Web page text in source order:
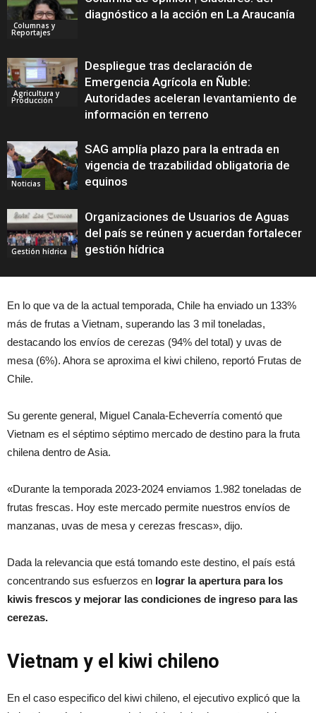
Columnas y
Reportajes
diagnóstico a la acción en La Araucanía
Agricultura y
Producción
Despliegue tras declaración de
Emergencia Agrícola en Ñuble:
Autoridades aceleran levantamiento de
información en terreno
Noticias
SAG amplía plazo para la entrada en
vigencia de trazabilidad obligatoria de
equinos
Gestión hídrica
Organizaciones de Usuarios de Aguas
del país se reúnen y acuerdan fortalecer
gestión hídrica
En lo que va de la actual temporada, Chile ha enviado un 133%
más de frutas a Vietnam, superando las 3 mil toneladas,
destacando los envíos de cerezas (94% del total) y uvas de
mesa (6%). Ahora se aproxima el kiwi chileno, reportó Frutas de
Chile.
Su gerente general, Miguel Canala-Echeverría comentó que
Vietnam es el séptimo séptimo mercado de destino para la fruta
chilena dentro de Asia.
«Durante la temporada 2023-2024 enviamos 1.982 toneladas de
frutas frescas. Hoy este mercado permite nuestros envíos de
manzanas, uvas de mesa y cerezas frescas», dijo.
Dada la relevancia que está tomando este destino, el país está
concentrando sus esfuerzos en lograr la apertura para los
kiwis frescos y mejorar las condiciones de ingreso para las
cerezas.
Vietnam y el kiwi chileno
En el caso especifico del kiwi chileno, el ejecutivo explicó que la